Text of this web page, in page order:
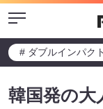
Menu
# ダブルインパク
韓国発の大